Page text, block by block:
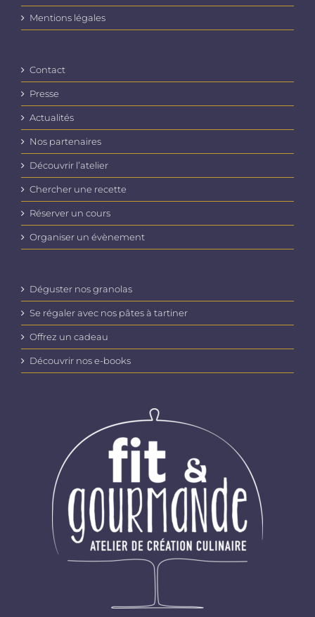
Mentions légales
Contact
Presse
Actualités
Nos partenaires
Découvrir l’atelier
Chercher une recette
Réserver un cours
Organiser un évènement
Déguster nos granolas
Se régaler avec nos pâtes à tartiner
Offrez un cadeau
Découvrir nos e-books